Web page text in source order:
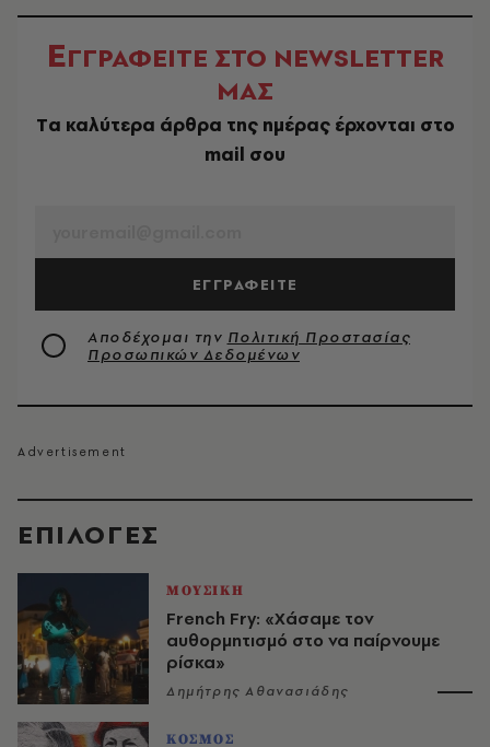
EΠΙΛΟΓΈΣ
ΜΟΥΣΙΚΗ
French Fry: «Χάσαμε τον
αυθορμητισμό στο να παίρνουμε
ρίσκα»
Δημήτρης Αθανασιάδης
ΚΟΣΜΟΣ
ΕΓΓΡΑΦΕΙΤΕ ΣΤΟ NEWSLETTER
ΜΑΣ
Tα καλύτερα άρθρα της ημέρας έρχονται στο
mail σου
ΕΓΓΡΑΦΕΙΤΕ
Αποδέχομαι την Πολιτική Προστασίας
Προσωπικών Δεδομένων